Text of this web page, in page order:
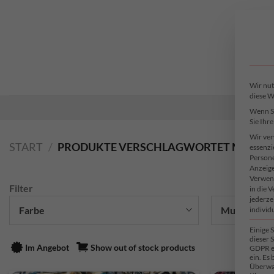
START / PRODUKTE VERSCHLAGWORTET MIT
Filter
Farbe
Muster
Im Angebot Show out of stock products
Wir
diese
Wenn
Sie
Wir
in die
Einige
dieser
GDPR
ein. Es